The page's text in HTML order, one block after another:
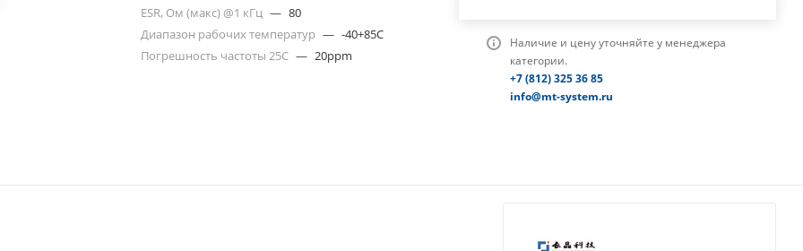
ESR, Ом (макс) @1 кГц — 80
Диапазон рабочих температур — -40+85C
Погрешность частоты 25С — 20ppm
Наличие и цену уточняйте у менеджера
категории.
+7 (812) 325 36 85
info@mt-system.ru